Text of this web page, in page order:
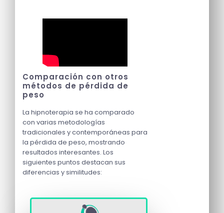
Comparación con otros
métodos de pérdida de
peso
La hipnoterapia se ha comparado
con varias metodologías
tradicionales y contemporáneas para
la pérdida de peso, mostrando
resultados interesantes. Los
siguientes puntos destacan sus
diferencias y similitudes: